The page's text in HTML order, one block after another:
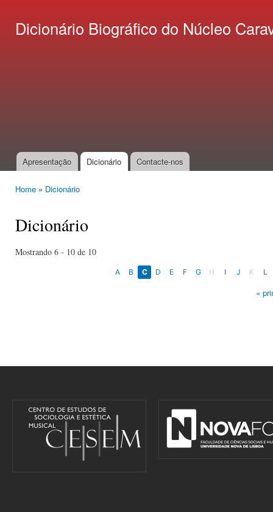
Dicionário Biográfico do Núcleo
Main menu
Apresentação Dicionário Contacte-nos
Home » Dicionário
Dicionário
Mostrando 6 - 10 de 10
A B C D E F G H I J K L
«